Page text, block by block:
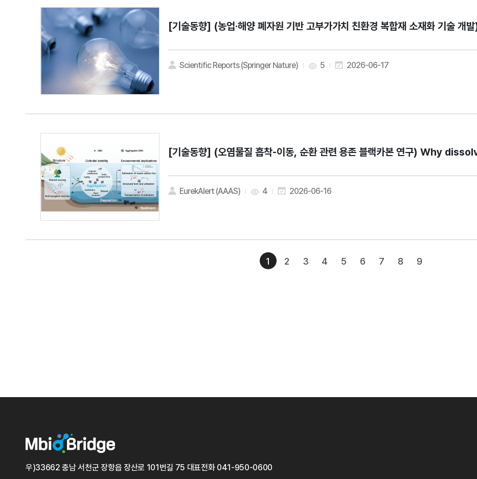
[기술동향] (농업·해양 폐자원 기반 고부가가치 친환경 복합재 소
Scientific Reports (Springer Nature) 5 2026-06-17
[기술동향] (오염물질 흡착-이동, 순환 관련 용존 블랙카본 연구)
EurekAlert (AAAS) 4 2026-06-16
1 2 3 4 5 6 7 8 9
우)33662 충남 서천군 장항읍 장산로 101번길 75 대표전화 041-950-0600